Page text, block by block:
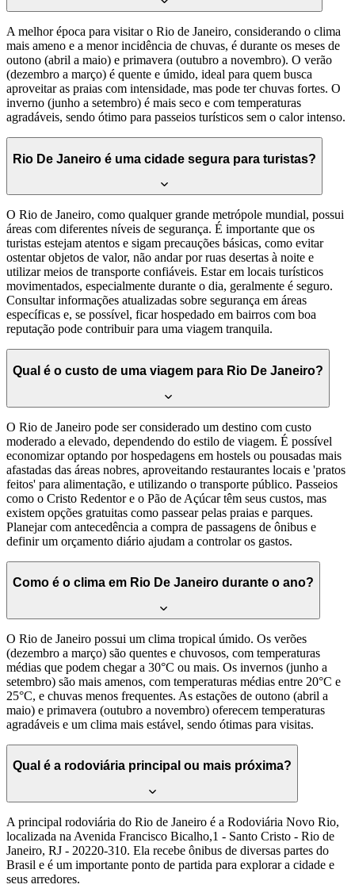
A melhor época para visitar o Rio de Janeiro, considerando o clima
mais ameno e a menor incidência de chuvas, é durante os meses de
outono (abril a maio) e primavera (outubro a novembro). O verão
(dezembro a março) é quente e úmido, ideal para quem busca
aproveitar as praias com intensidade, mas pode ter chuvas fortes. O
inverno (junho a setembro) é mais seco e com temperaturas
agradáveis, sendo ótimo para passeios turísticos sem o calor intenso.
Rio De Janeiro é uma cidade segura para turistas?
O Rio de Janeiro, como qualquer grande metrópole mundial, possui
áreas com diferentes níveis de segurança. É importante que os
turistas estejam atentos e sigam precauções básicas, como evitar
ostentar objetos de valor, não andar por ruas desertas à noite e
utilizar meios de transporte confiáveis. Estar em locais turísticos
movimentados, especialmente durante o dia, geralmente é seguro.
Consultar informações atualizadas sobre segurança em áreas
específicas e, se possível, ficar hospedado em bairros com boa
reputação pode contribuir para uma viagem tranquila.
Qual é o custo de uma viagem para Rio De Janeiro?
O Rio de Janeiro pode ser considerado um destino com custo
moderado a elevado, dependendo do estilo de viagem. É possível
economizar optando por hospedagens em hostels ou pousadas mais
afastadas das áreas nobres, aproveitando restaurantes locais e 'pratos
feitos' para alimentação, e utilizando o transporte público. Passeios
como o Cristo Redentor e o Pão de Açúcar têm seus custos, mas
existem opções gratuitas como passear pelas praias e parques.
Planejar com antecedência a compra de passagens de ônibus e
definir um orçamento diário ajudam a controlar os gastos.
Como é o clima em Rio De Janeiro durante o ano?
O Rio de Janeiro possui um clima tropical úmido. Os verões
(dezembro a março) são quentes e chuvosos, com temperaturas
médias que podem chegar a 30°C ou mais. Os invernos (junho a
setembro) são mais amenos, com temperaturas médias entre 20°C e
25°C, e chuvas menos frequentes. As estações de outono (abril a
maio) e primavera (outubro a novembro) oferecem temperaturas
agradáveis e um clima mais estável, sendo ótimas para visitas.
Qual é a rodoviária principal ou mais próxima?
A principal rodoviária do Rio de Janeiro é a Rodoviária Novo Rio,
localizada na Avenida Francisco Bicalho,1 - Santo Cristo - Rio de
Janeiro, RJ - 20220-310. Ela recebe ônibus de diversas partes do
Brasil e é um importante ponto de partida para explorar a cidade e
seus arredores.